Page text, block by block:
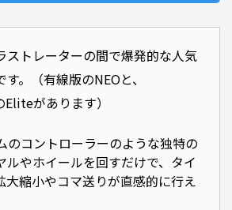
ストレーターの間で爆発的な人気
。（有線版のNEOと、
があります）
のコントローラーのような独特の
ルやホイールを回すだけで、タイ
大縮小やコマ送りが直感的に行え